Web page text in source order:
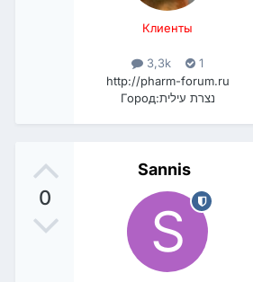
Клиенты
3,3k
1
http://pharm-forum.ru
Город:נצרת עילית
0
Sannis